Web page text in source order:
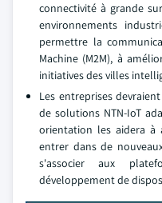
connectivité à grande
environnements
permettre la
Machine (M2M), à
initiatives des villes
Les entreprises
de solutions NTN-IoT
orientation les aidera à
entrer dans de
s'associer aux
développement de